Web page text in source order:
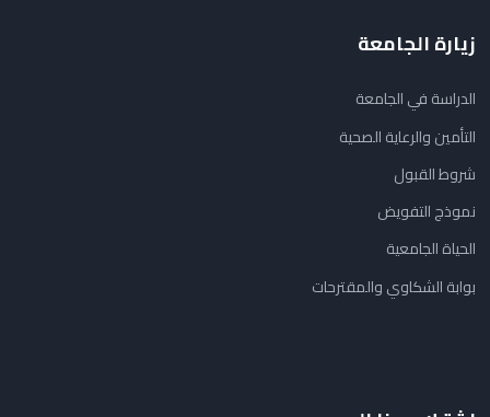
زيارة الجامعة
الدراسة في الجامعة
التأمين والرعاية الصحية
شروط القبول
نموذج التفويض
الحياة الجامعية
بوابة الشكاوي والمقترحات